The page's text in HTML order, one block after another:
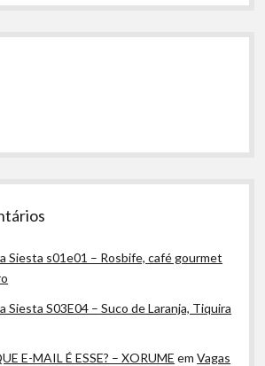
Siesta s01e01 – Rosbife, café gourmet
Siesta S03E04 – Suco de Laranja, Tiquira
E-MAIL É ESSE? – XORUME emVagas